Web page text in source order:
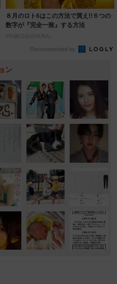
８月のロト6はこの方法で買え!!６つの
数字が『完全一致』する方法
PR(株式会社MURA)
Recommended by
ン